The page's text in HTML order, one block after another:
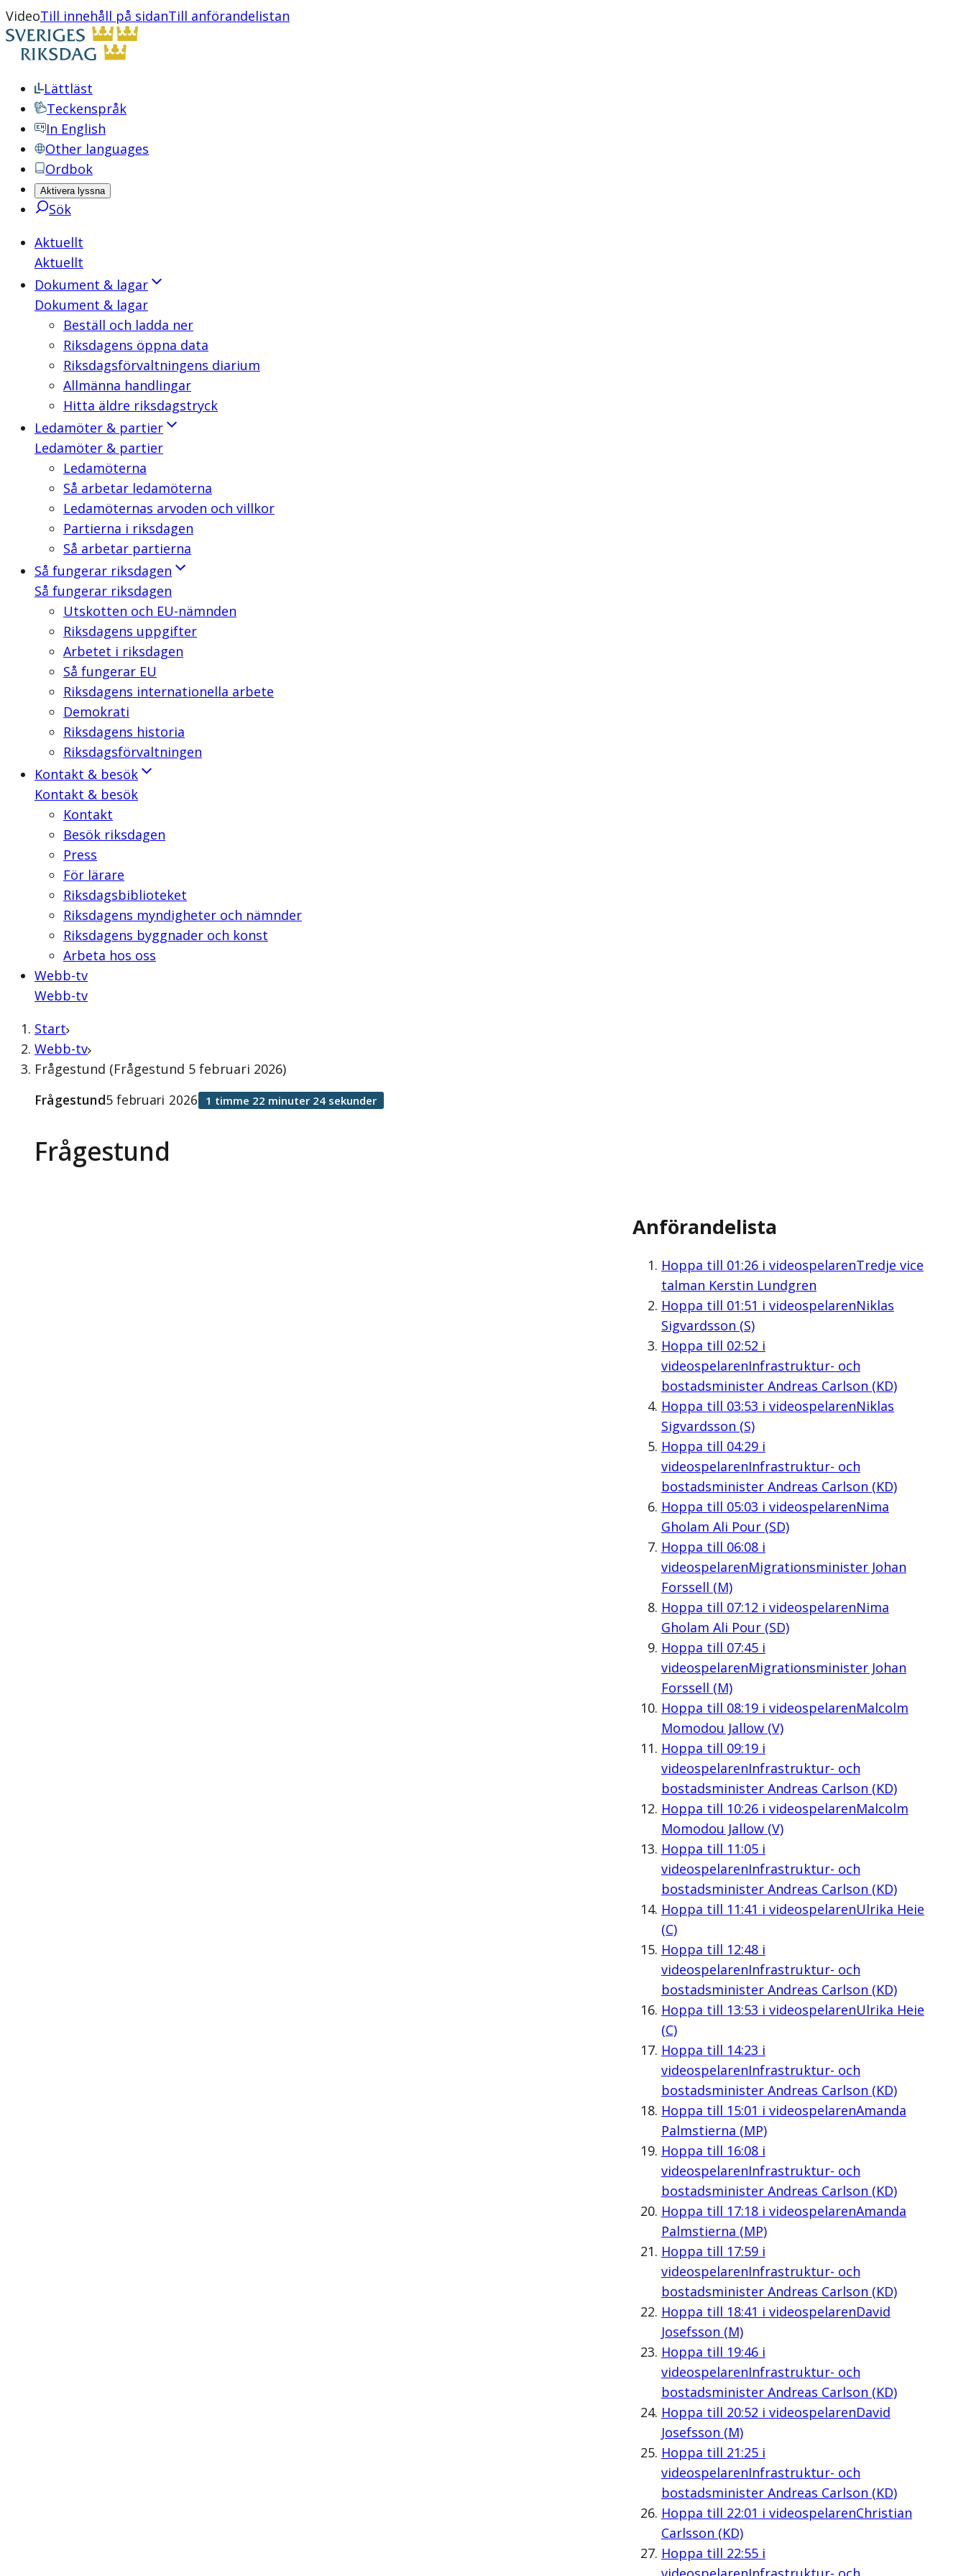
VideoTill innehåll på sidanTill anförandelistan
Lättläst
Teckenspråk
In English
Other languages
Ordbok
Aktivera lyssna
Sök
Aktuellt
Aktuellt
Dokument & lagar
Dokument & lagar
Beställ och ladda ner
Riksdagens öppna data
Riksdagsförvaltningens diarium
Allmänna handlingar
Hitta äldre riksdagstryck
Ledamöter & partier
Ledamöter & partier
Ledamöterna
Så arbetar ledamöterna
Ledamöternas arvoden och villkor
Partierna i riksdagen
Så arbetar partierna
Så fungerar riksdagen
Så fungerar riksdagen
Utskotten och EU-nämnden
Riksdagens uppgifter
Arbetet i riksdagen
Så fungerar EU
Riksdagens internationella arbete
Demokrati
Riksdagens historia
Riksdagsförvaltningen
Kontakt & besök
Kontakt & besök
Kontakt
Besök riksdagen
Press
För lärare
Riksdagsbiblioteket
Riksdagens myndigheter och nämnder
Riksdagens byggnader och konst
Arbeta hos oss
Webb-tv
Webb-tv
Start
Webb-tv
Frågestund (Frågestund 5 februari 2026)
Frågestund
Frågestund5 februari 2026 1 timme 22 minuter 24 sekunder
Anförandelista
Hoppa till 01:26i videospelarenTredje vice
talman Kerstin Lundgren
Hoppa till 01:51 i videospelarenNiklas
Sigvardsson (S)
Hoppa till 02:52 i
videospelarenInfrastruktur- och
bostadsminister Andreas Carlson (KD)
Hoppa till 03:53 i videospelarenNiklas
Sigvardsson (S)
Hoppa till 04:29i
videospelarenInfrastruktur- och
bostadsminister Andreas Carlson (KD)
Hoppa till 05:03 i videospelarenNima
Gholam Ali Pour (SD)
Hoppa till 06:08i
videospelarenMigrationsminister Johan
Forssell (M)
Hoppa till 07:12 i videospelarenNima
Gholam Ali Pour (SD)
Hoppa till 07:45i
videospelarenMigrationsminister Johan
Forssell (M)
Hoppa till 08:19i videospelarenMalcolm
Momodou Jallow (V)
Hoppa till 09:19i
videospelarenInfrastruktur- och
bostadsminister Andreas Carlson (KD)
Hoppa till 10:26i videospelarenMalcolm
Momodou Jallow (V)
Hoppa till 11:05i
videospelarenInfrastruktur- och
bostadsminister Andreas Carlson (KD)
Hoppa till 11:41 i videospelarenUlrika Heie
(C)
Hoppa till 12:48i
videospelarenInfrastruktur- och
bostadsminister Andreas Carlson (KD)
Hoppa till 13:53 i videospelarenUlrika Heie
(C)
Hoppa till 14:23 i
videospelarenInfrastruktur- och
bostadsminister Andreas Carlson (KD)
Hoppa till 15:01 i videospelarenAmanda
Palmstierna (MP)
Hoppa till 16:08i
videospelarenInfrastruktur- och
bostadsminister Andreas Carlson (KD)
Hoppa till 17:18i videospelarenAmanda
Palmstierna (MP)
Hoppa till 17:59i
videospelarenInfrastruktur- och
bostadsminister Andreas Carlson (KD)
Hoppa till 18:41 i videospelarenDavid
Josefsson (M)
Hoppa till 19:46i
videospelarenInfrastruktur- och
bostadsminister Andreas Carlson (KD)
Hoppa till 20:52 i videospelarenDavid
Josefsson (M)
Hoppa till 21:25i
videospelarenInfrastruktur- och
bostadsminister Andreas Carlson (KD)
Hoppa till 22:01 i videospelarenChristian
Carlsson (KD)
Hoppa till 22:55i